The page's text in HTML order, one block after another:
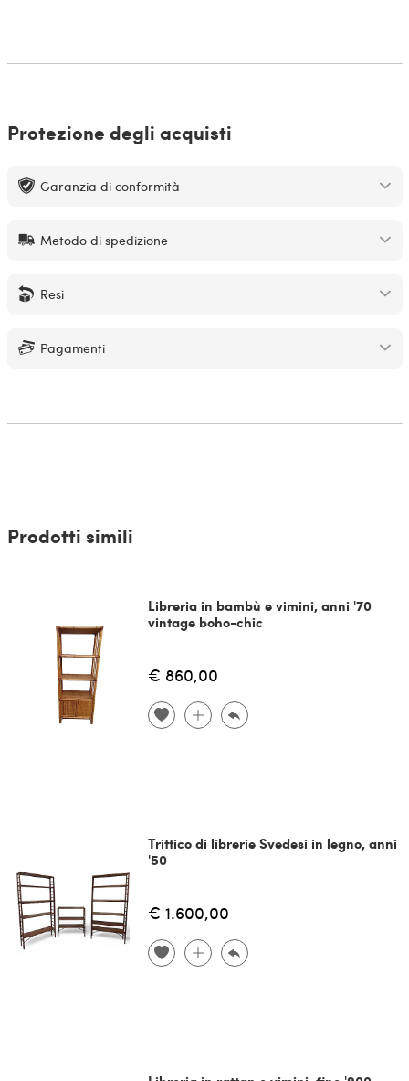
Protezione degli acquisti
Garanzia di conformità
Metodo di spedizione
Resi
Pagamenti
Prodotti simili
Libreria in bambù e vimini, anni '70
vintage boho-chic
€ 860,00
Trittico di librerie Svedesi in legno, anni
'50
€ 1.600,00